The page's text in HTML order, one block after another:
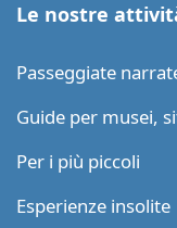
Le nostre
Passeggiate
Guide per musei,
Per i più piccoli
Esperienze insolite